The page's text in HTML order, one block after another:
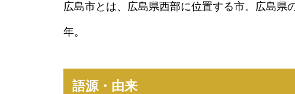
広島市とは、広島県西部に位置する市。広島県
年。
語源・由来